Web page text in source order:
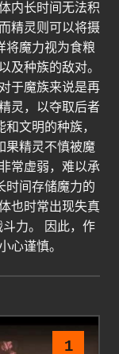
内长时间无法积
精灵则可以将摄
将魔力视为食粮
及种族的敌对。
于魔族来说是再
灵，以夺取后者
文明的种族，
果精灵不慎被魔
常虚弱，难以承
时间存储魔力的
也时常出现失真
力。 因此，作
心谨慎。
1